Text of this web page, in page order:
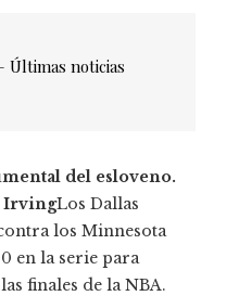
Últimas noticias
del esloveno.
IrvingLos Dallas
los Minnesota
en la serie para
finales de la NBA.